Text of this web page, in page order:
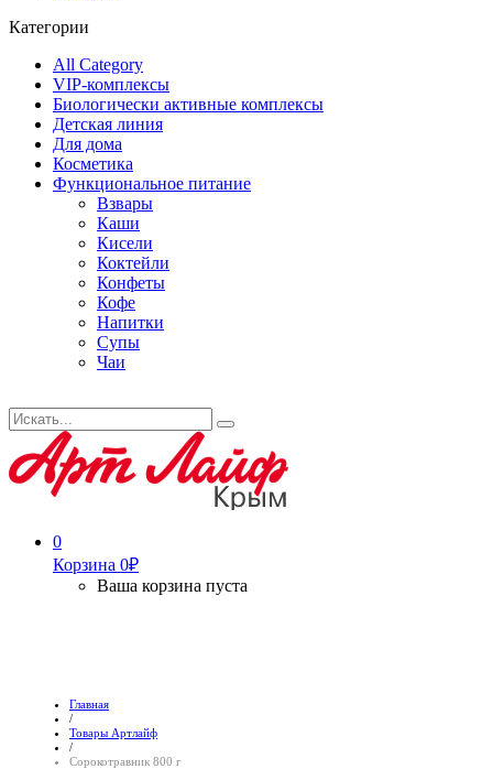
Категории
All Category
VIP-комплексы
Биологически активные комплексы
Детская линия
Для дома
Косметика
Функциональное питание
Взвары
Каши
Кисели
Коктейли
Конфеты
Кофе
Напитки
Супы
Чаи
Search
0
Корзина 0₽
Ваша корзина пуста
Главная
/
Товары Артлайф
/
Сорокотравник 800 г